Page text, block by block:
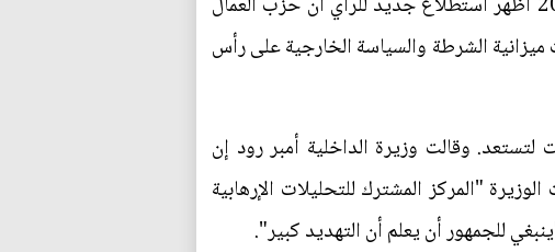
الشرطة والسياسة الخارجية على رأس
وقالت وزيرة الداخلية أمبر رود إن
"المركز المشترك للتحليلات الإرهابية
للجمهور أن يعلم أن التهديد كبير".